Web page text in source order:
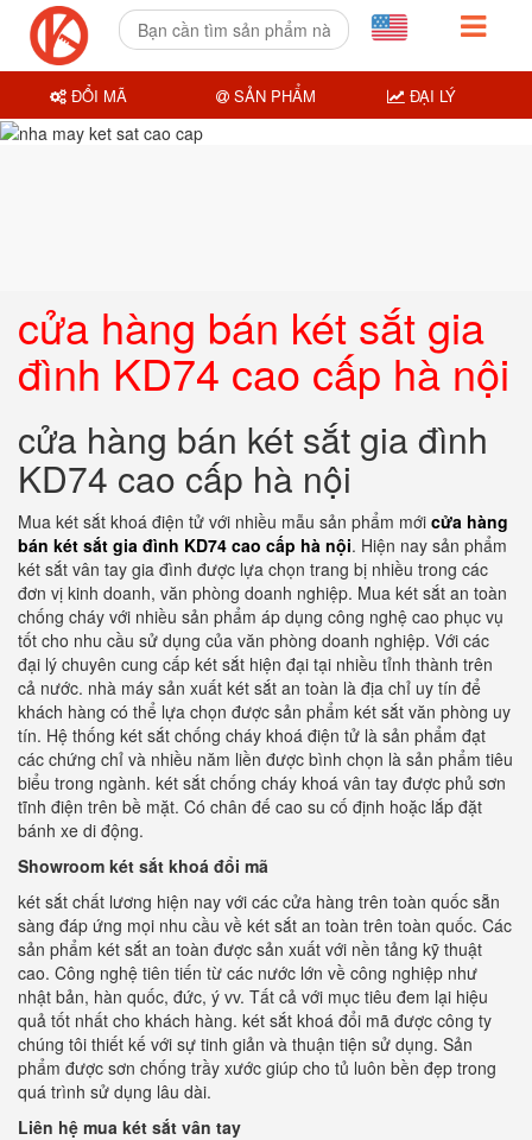
cửa hàng bán két sắt gia
đình KD74 cao cấp hà nội
cửa hàng bán két sắt gia đình
KD74 cao cấp hà nội
Mua két sắt khoá điện tử với nhiều mẫu sản phẩm mới cửa hàng
bán két sắt gia đình KD74 cao cấp hà nội. Hiện nay sản phẩm
két sắt vân tay gia đình được lựa chọn trang bị nhiều trong các
đơn vị kinh doanh, văn phòng doanh nghiệp. Mua két sắt an toàn
chống cháy với nhiều sản phẩm áp dụng công nghệ cao phục vụ
tốt cho nhu cầu sử dụng của văn phòng doanh nghiệp. Với các
đại lý chuyên cung cấp két sắt hiện đại tại nhiều tỉnh thành trên
cả nước. nhà máy sản xuất két sắt an toàn là địa chỉ uy tín để
khách hàng có thể lựa chọn được sản phẩm két sắt văn phòng uy
tín. Hệ thống két sắt chống cháy khoá điện tử là sản phẩm đạt
các chứng chỉ và nhiều năm liền được bình chọn là sản phẩm tiêu
biểu trong ngành. két sắt chống cháy khoá vân tay được phủ sơn
tĩnh điện trên bề mặt. Có chân đế cao su cố định hoặc lắp đặt
bánh xe di động.
Showroom két sắt khoá đổi mã
két sắt chất lương hiện nay với các cửa hàng trên toàn quốc sẵn
sàng đáp ứng mọi nhu cầu về két sắt an toàn trên toàn quốc. Các
sản phẩm két sắt an toàn được sản xuất với nền tảng kỹ thuật
cao. Công nghệ tiên tiến từ các nước lớn về công nghiệp như
nhật bản, hàn quốc, đức, ý vv. Tất cả với mục tiêu đem lại hiệu
quả tốt nhất cho khách hàng. két sắt khoá đổi mã được công ty
chúng tôi thiết kế với sự tinh giản và thuận tiện sử dụng. Sản
phẩm được sơn chống trầy xước giúp cho tủ luôn bền đẹp trong
quá trình sử dụng lâu dài.
Liên hệ mua két sắt vân tay
ĐỔI MÃ SẢN PHẨM ĐẠI LÝ